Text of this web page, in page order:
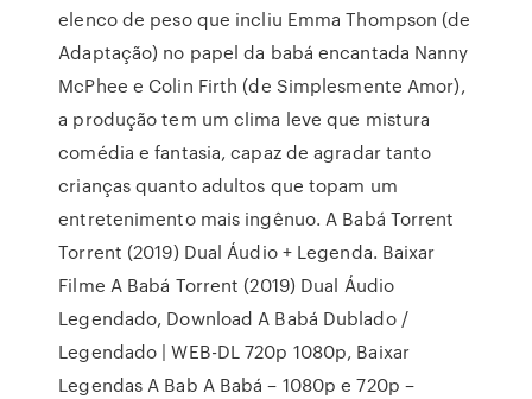
elenco de peso que incliu Emma Thompson (de
Adaptação) no papel da babá encantada Nanny
McPhee e Colin Firth (de Simplesmente Amor),
a produção tem um clima leve que mistura
comédia e fantasia, capaz de agradar tanto
crianças quanto adultos que topam um
entretenimento mais ingênuo. A Babá Torrent
Torrent (2019) Dual Áudio + Legenda. Baixar
Filme A Babá Torrent (2019) Dual Áudio
Legendado, Download A Babá Dublado /
Legendado | WEB-DL 720p 1080p, Baixar
Legendas A Bab A Babá – 1080p e 720p –